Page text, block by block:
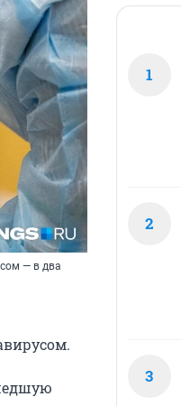
— в два
1
2
3